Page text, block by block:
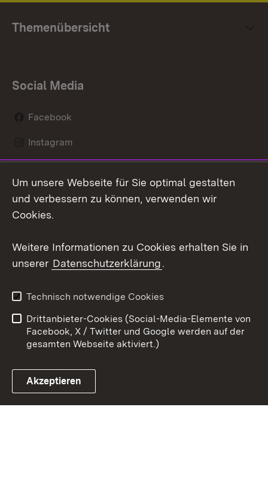
Themenübersicht
Social Media
Facebook
Instagram
Mastodon
Youtube
Link zum Landesportal
Kontakt
Datenschutz
Barrierefreiheit
Impressum Cookies
Um unsere Webseite für Sie optimal gestalten
und verbessern zu können, verwenden wir
Cookies.
Weitere Informationen zu Cookies erhalten Sie in
unserer Datenschutzerklärung.
Technisch notwendige Cookies
Drittanbieter-Cookies (Social-Media-Elemente von
Facebook, X / Twitter und Google werden auf der
gesamten Webseite aktiviert.)
Akzeptieren